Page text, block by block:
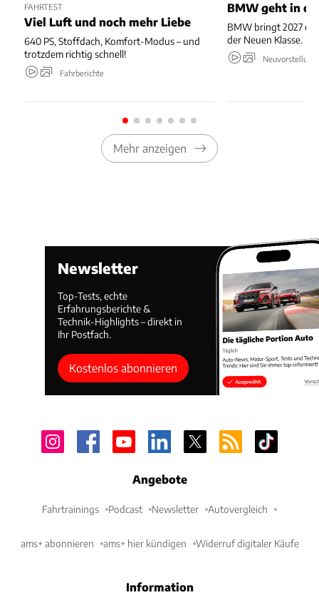
FAHRTEST
Viel Luft und noch mehr Liebe
640 PS, Stoffdach, Komfort-Modus – und
trotzdem richtig schnell!
Fahrberichte
BMW geht in
BMW bringt 2027
der Neuen Klasse.
Mehr anzeigen
Newsletter
Top-Tests, echte
Erfahrungsberichte &
Technik-Highlights – direkt in
Ihr Postfach.
Kostenlos abonnieren
Angebote
Fahrtrainings Podcast Newsletter Autovergleich
ams+ abonnieren ams+ hier kündigen Widerruf digitaler Käufe
Information